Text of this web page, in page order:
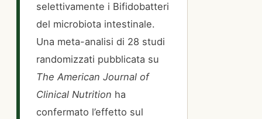
selettivamente i Bifidobatteri
del microbiota intestinale.
Una meta-analisi di 28 studi
randomizzati pubblicata su
The American Journal of
Clinical Nutrition ha
confermato l’effetto sul